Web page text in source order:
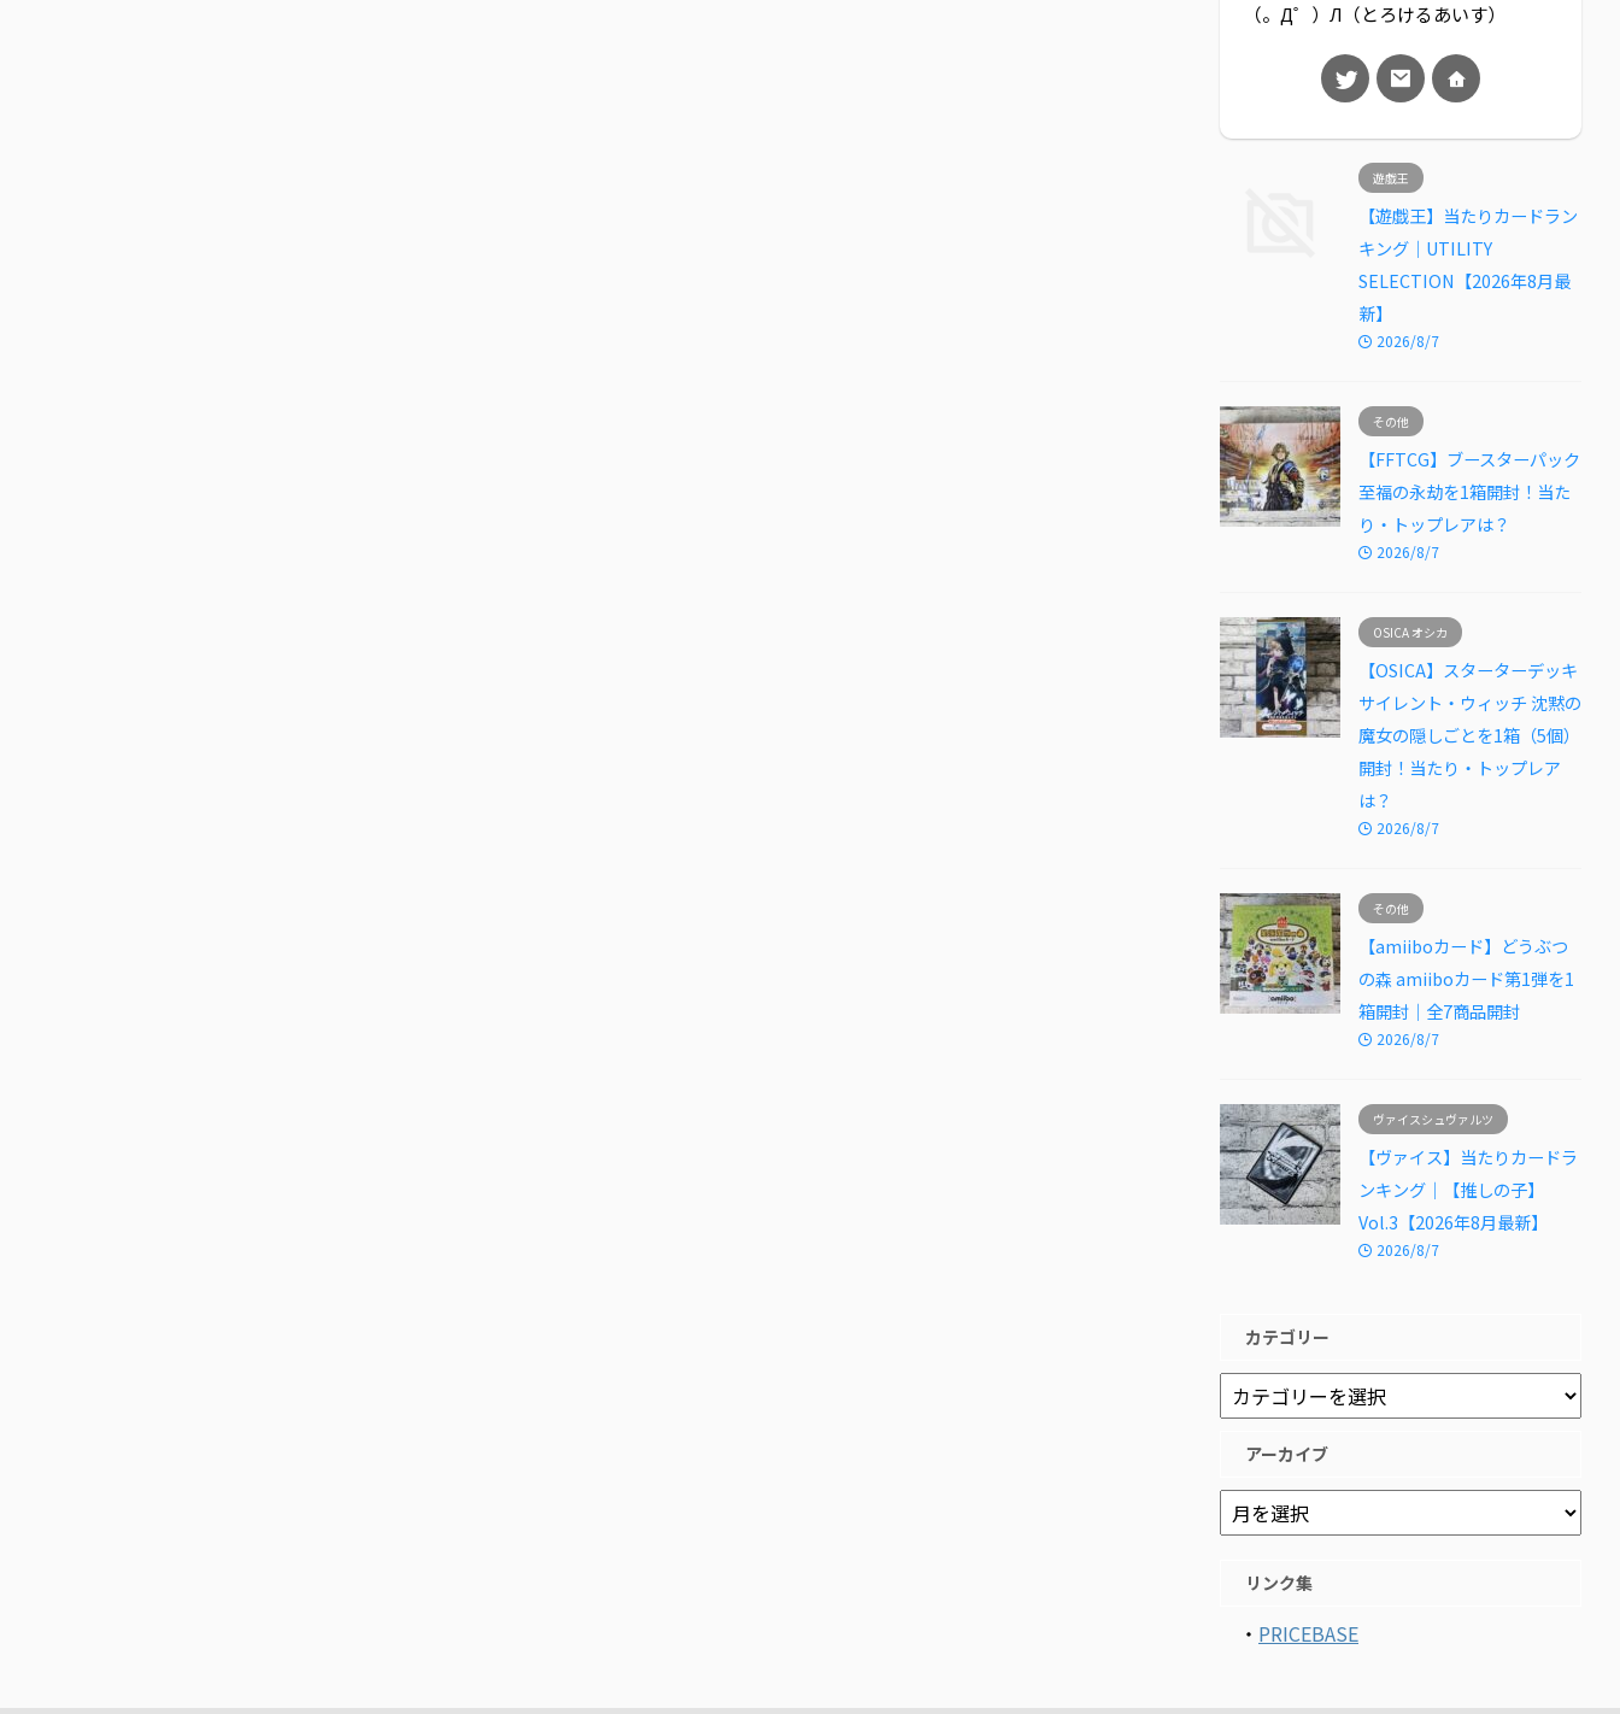
（。Д゜）Л（とろけるあいす）
遊戯王
【遊戯王】当たりカードラン
キング｜UTILITY
SELECTION【2026年8月最
新】
2026/8/7
その他
【FFTCG】ブースターパック
至福の永劫を1箱開封！当た
り・トップレアは？
2026/8/7
OSICA オシカ
【OSICA】スターターデッキ
サイレント・ウィッチ 沈黙の
魔女の隠しごとを1箱（5個）
開封！当たり・トップレア
は？
2026/8/7
その他
【amiiboカード】どうぶつ
の森 amiiboカード第1弾を1
箱開封｜全7商品開封
2026/8/7
ヴァイスシュヴァルツ
【ヴァイス】当たりカードラ
ンキング｜【推しの子】
Vol.3【2026年8月最新】
2026/8/7
カテゴリー
アーカイブ
リンク集
・ PRICEBASE